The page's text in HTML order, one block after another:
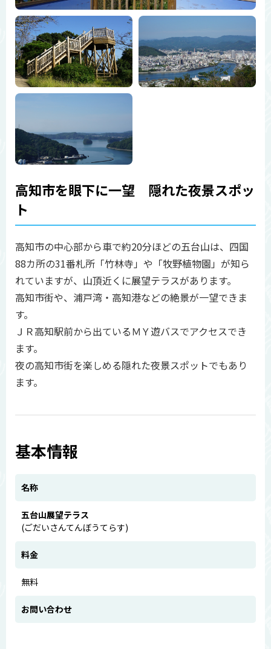
高知市を眼下に一望 隠れた夜景スポッ
ト
高知市の中心部から車で約20分ほどの五台山は、四国
88カ所の31番札所「竹林寺」や「牧野植物園」が知ら
れていますが、山頂近くに展望テラスがあります。
高知市街や、浦戸湾・高知港などの絶景が一望できま
す。
ＪＲ高知駅前から出ているＭＹ遊バスでアクセスでき
ます。
夜の高知市街を楽しめる隠れた夜景スポットでもあり
ます。
基本情報
名称
五台山展望テラス
(ごだいさんてんぼうてらす)
料金
無料
お問い合わせ